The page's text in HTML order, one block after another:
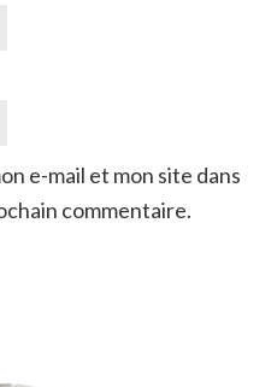
e-mail et mon site dans
commentaire.